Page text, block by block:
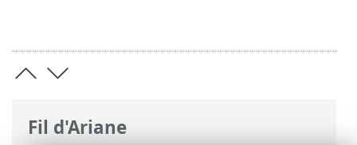
Fil d'Ariane